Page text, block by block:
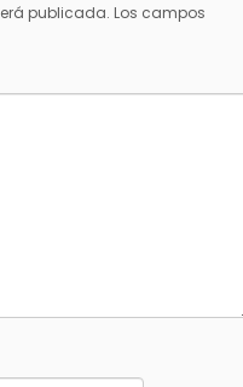
publicada. Los campos